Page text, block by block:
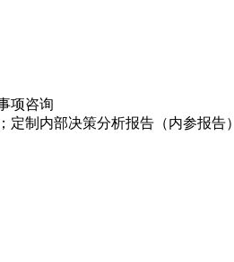
项咨询
制内部决策分析报告（内参报告）